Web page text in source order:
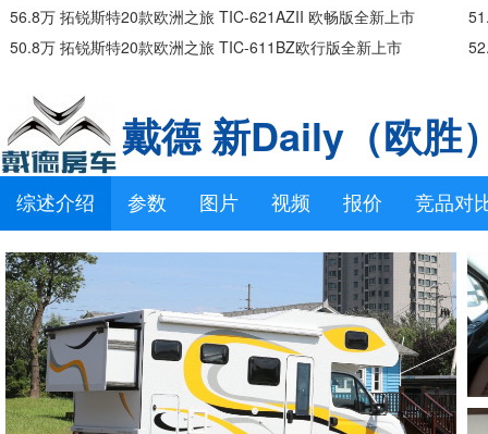
56.8万 拓锐斯特20款欧洲之旅 TIC-621AZII 欧畅版全新上市
50.8万 拓锐斯特20款欧洲之旅 TIC-611BZ欧行版全新上市
戴德 新Daily（欧胜
综述介绍 参数 图片 视频 报价 竞品对